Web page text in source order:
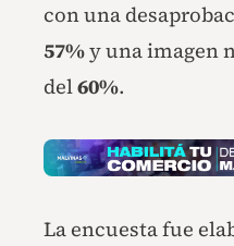
con una
57%y una imagen
del60%.
La encuesta fue